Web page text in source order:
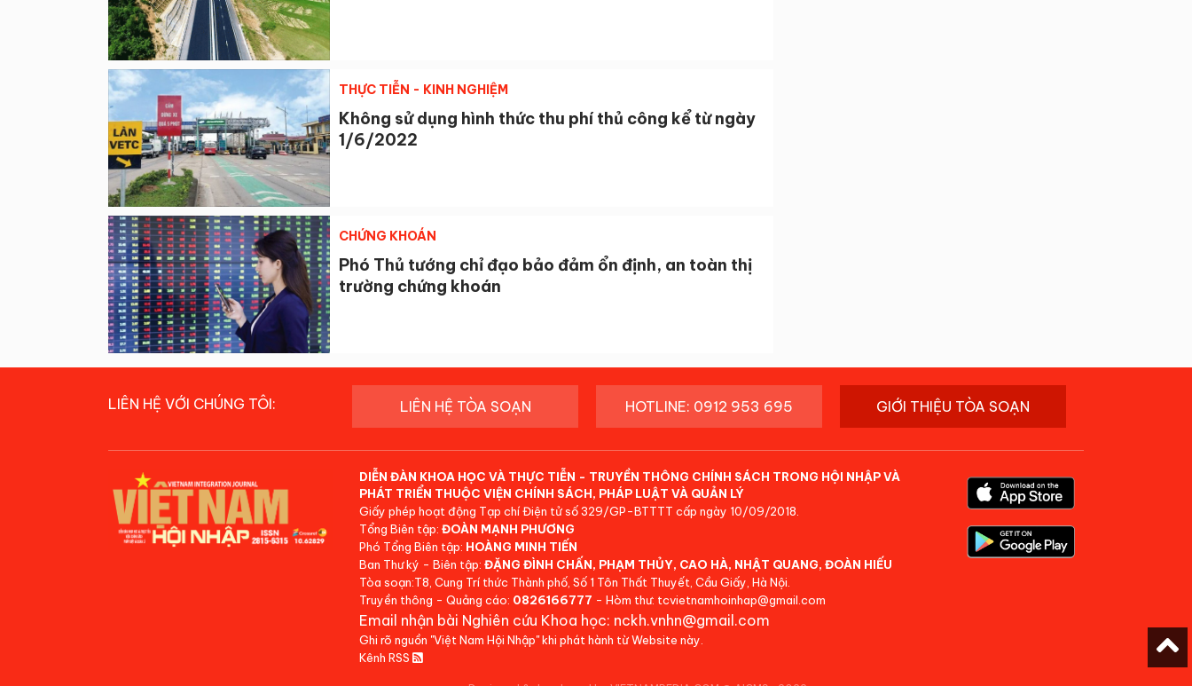
THỰC TIỄN - KINH NGHIỆM
Không sử dụng hình thức thu phí thủ công kể từ ngày
1/6/2022
CHỨNG KHOÁN
Phó Thủ tướng chỉ đạo bảo đảm ổn định, an toàn thị
trường chứng khoán
LIÊN HỆ VỚI CHÚNG TÔI: LIÊN HỆ TÒA SOẠN HOTLINE: 0912 953 695 GIỚI THIỆU TÒA SOẠN
DIỄN ĐÀN KHOA HỌC VÀ THỰC TIỄN - TRUYỀN THÔNG CHÍNH SÁCH TRONG HỘI NHẬP VÀ
PHÁT TRIỂN THUỘC VIỆN CHÍNH SÁCH, PHÁP LUẬT VÀ QUẢN LÝ
Giấy phép hoạt động Tạp chí Điện tử số 329/GP-BTTTT cấp ngày 10/09/2018.
Tổng Biên tập: ĐOÀN MẠNH PHƯƠNG
Phó Tổng Biên tập: HOÀNG MINH TIẾN
Ban Thư ký - Biên tập: ĐẶNG ĐÌNH CHẤN, PHẠM THỦY, CAO HÀ, NHẬT QUANG, ĐOÀN HIẾU
Tòa soạn:T8, Cung Trí thức Thành phố, Số 1 Tôn Thất Thuyết, Cầu Giấy, Hà Nội.
Truyền thông - Quảng cáo: 0826166777 - Hòm thư: tcvietnamhoinhap@gmail.com
Email nhận bài Nghiên cứu Khoa học: nckh.vnhn@gmail.com
Ghi rõ nguồn "Việt Nam Hội Nhập" khi phát hành từ Website này.
Kênh RSS